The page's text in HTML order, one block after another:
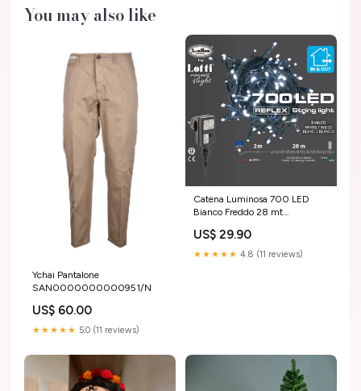
You may also like
Ychai Pantalone
SAN0000000000951/N
US$ 60.00
★★★★★ 5.0 (11 reviews)
Catena Luminosa 700 LED
Bianco Freddo 28 mt
US$ 29.90
★★★★★ 4.8 (11 reviews)